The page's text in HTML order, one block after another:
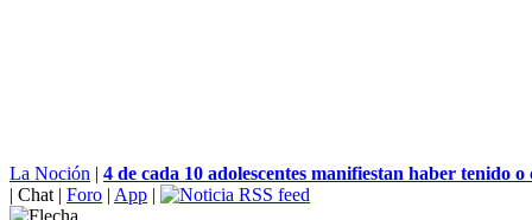
La Noción | 4 de cada 10 adolescentes manifiestan haber tenido o
| Chat | Foro | App |